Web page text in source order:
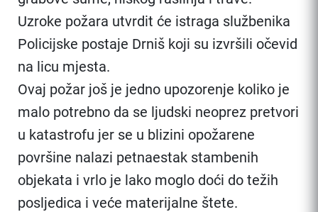
Uzroke požara utvrdit će istraga službenika
Policijske postaje Drniš koji su izvršili očevid
na licu mjesta.
Ovaj požar još je jedno upozorenje koliko je
malo potrebno da se ljudski neoprez pretvori
u katastrofu jer se u blizini opožarene
površine nalazi petnaestak stambenih
objekata i vrlo je lako moglo doći do težih
posljedica i veće materijalne štete.